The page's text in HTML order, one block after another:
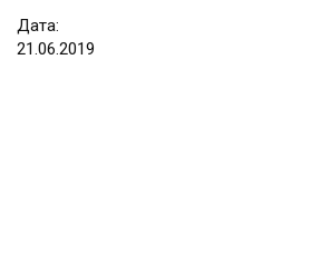
Дата:
21.06.2019